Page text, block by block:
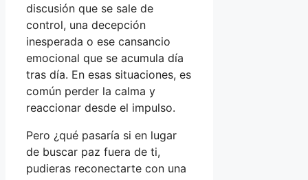
discusión que se sale de
control, una decepción
inesperada o ese cansancio
emocional que se acumula día
tras día. En esas situaciones, es
común perder la calma y
reaccionar desde el impulso.
Pero ¿qué pasaría si en lugar
de buscar paz fuera de ti,
pudieras reconectarte con una